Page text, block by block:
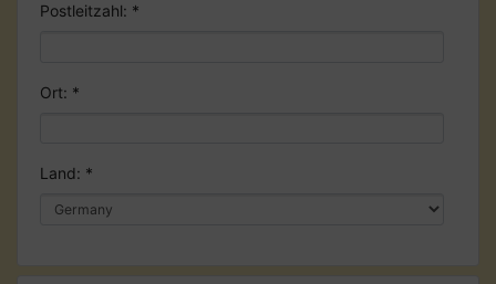
Postleitzahl: *
Ort: *
Land: *